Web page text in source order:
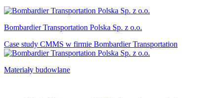
Bombardier Transportation Polska Sp. z o.o.
Case study CMMS w firmie Bombardier Transportation
Materiały budowlane